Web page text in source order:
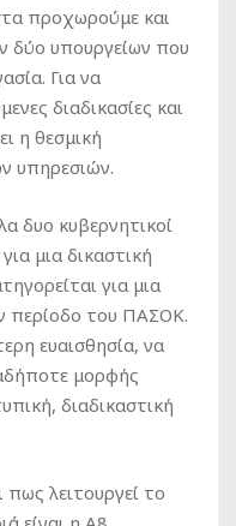
προχωρούμε και
δύο υπουργείων που
Για να
διαδικασίες και
η θεσμική
υπηρεσιών.
δυο κυβερνητικοί
μια δικαστική
για μια
περίοδο του ΠΑΣΟΚ.
ευαισθησία, να
μορφής
διαδικαστική
πως λειτουργεί το